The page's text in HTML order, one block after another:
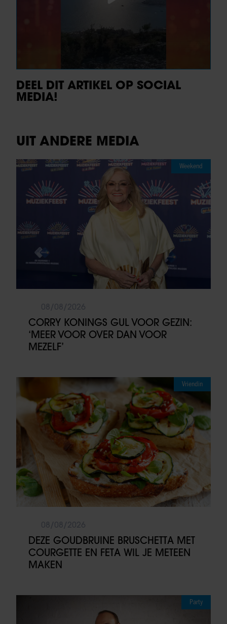
DEEL DIT ARTIKEL OP SOCIAL
MEDIA!
UIT ANDERE MEDIA
Weekend
CORRY KONINGS GUL VOOR GEZIN:
‘MEER VOOR OVER DAN VOOR
MEZELF’
Vriendin
DEZE GOUDBRUINE BRUSCHETTA MET
COURGETTE EN FETA WIL JE METEEN
MAKEN
Party